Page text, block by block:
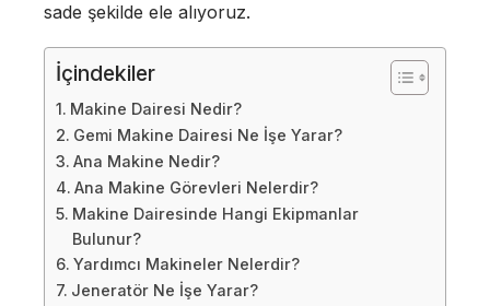
sade şekilde ele alıyoruz.
İçindekiler
Makine Dairesi Nedir?
Gemi Makine Dairesi Ne İşe Yarar?
Ana Makine Nedir?
Ana Makine Görevleri Nelerdir?
Makine Dairesinde Hangi Ekipmanlar
Bulunur?
Yardımcı Makineler Nelerdir?
Jeneratör Ne İşe Yarar?